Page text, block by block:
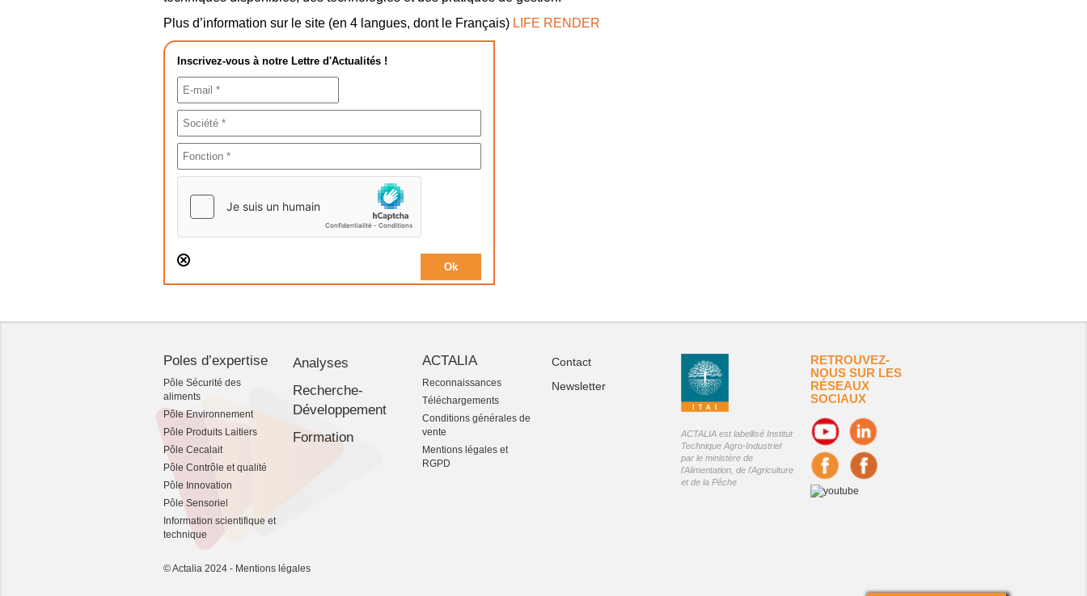
Plus d’information sur le site (en 4 langues, dont le Français) LIFE RENDER
Inscrivez-vous à notre Lettre d'Actualités !
Poles d’expertise
Pôle Sécurité des
aliments
Pôle Environnement
Pôle Produits Laitiers
Pôle Cecalait
Pôle Contrôle et qualité
Pôle Innovation
Pôle Sensoriel
Information scientifique et
technique
Analyses
Recherche-
Développement
Formation
ACTALIA
Reconnaissances
Téléchargements
Conditions générales de
vente
Mentions légales et
RGPD
Contact
Newsletter
ACTALIA est labellisé Institut
Technique Agro-Industriel
par le ministère de
l'Alimentation, de l'Agriculture
et de la Pêche
RETROUVEZ-
NOUS SUR LES
RÉSEAUX
SOCIAUX
© Actalia 2024 - Mentions légales